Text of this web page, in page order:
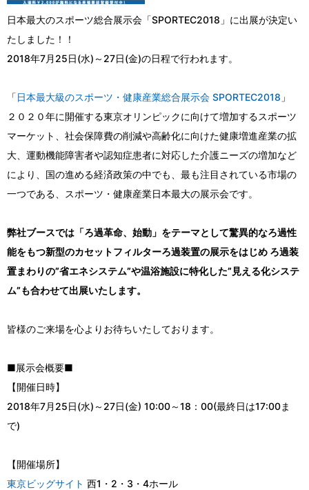
日本最大のスポーツ総合展示会「SPORTEC2018」に出展が決定い
たしました！！
2018年7月25日(水)～27日(金)の日程で行われます。
「日本最大級のスポーツ・健康産業総合展示会 SPORTEC2018 」
２０２０年に開催する東京オリンピックに向けて増加するスポーツ
マーケット、社会保障費の削減や高齢化に向けた健康増進産業の拡
大、運動機能障害者や認知症患者に対応した介護ニーズの増加など
により、国の進める経済政策の中でも、最も注目されている市場の
一つである、スポーツ・健康産業日本最大の展示会です。
弊社ブースでは「ろ過革命、始動」をテーマとして驚異的なろ過性
能をもつ新型のカセットフィルターろ過装置の展示をはじめ ろ過装
置まわりの”省エネシステム”や温浴施設に特化した”見える化システ
ム”も合わせて出展いたします。
皆様のご来場を心よりお待ちいたしております。
■展示会概要■
【開催日時】
2018年7月25日(水)～27日(金) 10:00～18：00(最終日は17:00ま
で)
【開催場所】
東京ビッグサイト 西1・2・3・4ホール